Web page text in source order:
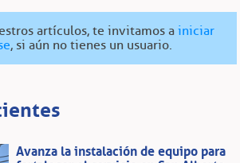
artículos, te invitamos ainiciar
, si aún no tienes un usuario.
Avanza la instalación de equipo para